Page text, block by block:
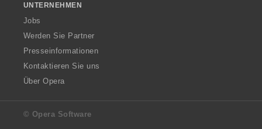
UNTERNEHMEN
Jobs
Werden Sie Partner
Presseinformationen
Kontaktieren Sie uns
Über Opera
© Opera Software